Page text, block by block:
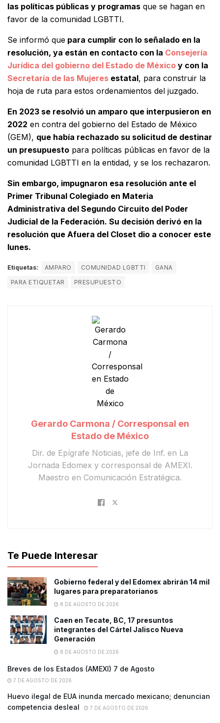
las políticas públicas y programas que se hagan en
favor de la comunidad LGBTTI.
Se informó que para cumplir con lo señalado en la
resolución, ya están en contacto con la Consejería
Jurídica del gobierno del Estado de México y con la
Secretaría de las Mujeres estatal, para construir la
hoja de ruta para estos ordenamientos del juzgado.
En 2023 se resolvió un amparo que interpusieron en
2022 en contra del gobierno del Estado de México
(GEM), que había rechazado su solicitud de destinar
un presupuesto para políticas públicas en favor de la
comunidad LGBTTI en la entidad, y se los rechazaron.
Sin embargo, impugnaron esa resolución ante el
Primer Tribunal Colegiado en Materia
Administrativa del Segundo Circuito del Poder
Judicial de la Federación. Su decisión derivó en la
resolución que Afuera del Closet dio a conocer este
lunes.
Etiquetas: AMPARO COMUNIDAD LGBTTI
GANA
PARA ETIQUETAR
PRESUPUESTO
Gerardo Carmona / Corresponsal en
Estado de México
Dir. de Epígrafe Noticias, jefe de Inf. en La
Jornada Edomex y corresponsal de AMEXI.
Maestro en Comunicación Estratégica.
Te Puede Interesar
Gobierno federal y del Edomex abrirán 14 mil
lugares para preparatorianos
8 DE AGOSTO DE 2026
Caen en Tecate, BC, 17 presuntos
integrantes del Cártel Jalisco Nueva
Generación
8 DE AGOSTO DE 2026
Breves de los Estados (AMEXI) 7 de Agosto
7 DE AGOSTO DE 2026
Huevo ilegal de EUA inunda mercado mexicano; denuncian
competencia desleal
7 DE AGOSTO DE 2026